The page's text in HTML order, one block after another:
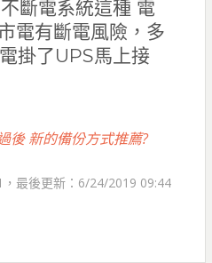
斷電系統這種 電
電有斷電風險，多
掛了UPS馬上接
後 新的備份方式推薦?
最後更新：6/24/2019 09:44